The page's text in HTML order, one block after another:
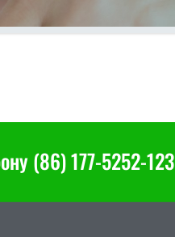
(86) 177-5252-